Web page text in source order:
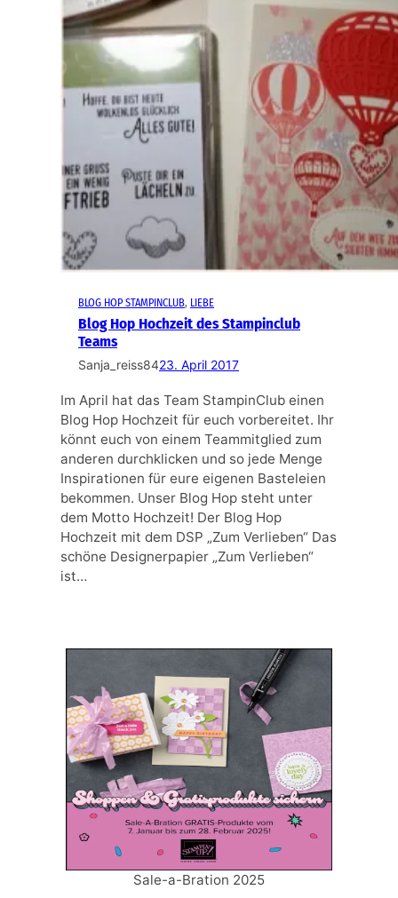
BLOG HOP STAMPINCLUB, LIEBE
Blog Hop Hochzeit des Stampinclub
Teams
Sanja_reiss8423. April 2017
Im April hat das Team StampinClub einen
Blog Hop Hochzeit für euch vorbereitet. Ihr
könnt euch von einem Teammitglied zum
anderen durchklicken und so jede Menge
Inspirationen für eure eigenen Basteleien
bekommen. Unser Blog Hop steht unter
dem Motto Hochzeit! Der Blog Hop
Hochzeit mit dem DSP „Zum Verlieben“ Das
schöne Designerpapier „Zum Verlieben“
ist…
Sale-a-Bration 2025